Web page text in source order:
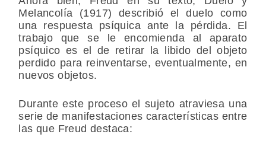
Melancolía (1917) describió el duelo como
una respuesta psíquica ante la pérdida. El
trabajo que se le encomienda al aparato
psíquico es el de retirar la libido del objeto
perdido para reinventarse, eventualmente, en
nuevos objetos.
Durante este proceso el sujeto atraviesa una
serie de manifestaciones características entre
las que Freud destaca: